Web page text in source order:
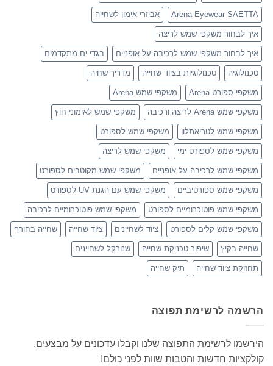
Arena Eyewear SAETTA אביזרי אימון לשחייה
איך לבחור משקפי שמש לריצה
איך לבחור משקפי שמש לרכיבה על אופניים בגדי ים מתקדמים
טכנולוגיה טכנולוגיות בציוד שחייה מדריך שחיה
משקפי ספורט Arena משקפי שמש Arena
משקפי שמש Arena לריצה ורכיבה משקפי שמש לאימוני חוץ
משקפי שמש לטריאתלון משקפי שמש לספורט
משקפי שמש לספורט ימי משקפי שמש לריצה
משקפי שמש לרכיבה על אופניים משקפי שמש מקוטבים לספורט
משקפי שמש ספורטיביים משקפי שמש עם הגנת UV לספורט
משקפי שמש פוטוכרומיים לספורט משקפי שמש פוטוכרומיים לרכיבה
משקפי שמש קלים לספורט ציוד לשחיינים ציוד שחייה שחייה בחורף
שחייה בקיץ שיפור טכניקת שחייה שנורקל לשחיינים
תחזוקת ציוד שחייה תיק שחייה
הרשמה לרשימת תפוצה
הירשמו לרשימת התפוצה שלנו וקבלו עדכונים על מבצעים,
קולקציות חדשות והטבות שוות לפני כולם!